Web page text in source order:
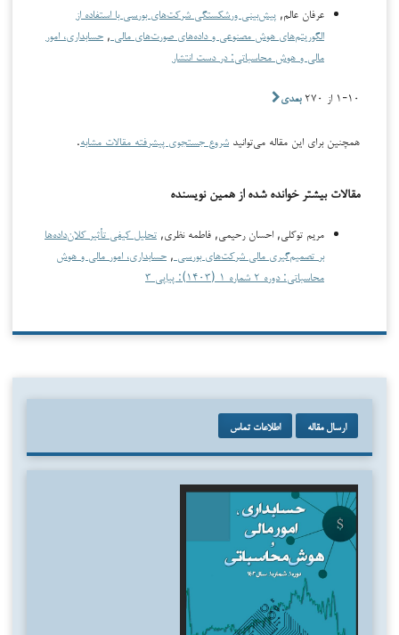
عرفان عالم, پیش‌بینی ورشکستگی شرکت‌های بورسی با استفاده از
الگوریتم‌های هوش مصنوعی و داده‌های صورت‌های مالی , حسابداری، امور
مالی و هوش محاسباتی: در دست انتشار
۱-۱۰ از ۲۷۰ بعدی
همچنین برای این مقاله می‌توانید شروع جستجوی پیشرفته مقالات مشابه.
مقالات بیشتر خوانده شده از همین نویسنده
مریم توکلی, احسان رحیمی, فاطمه نظری, تحلیل کیفی تأثیر کلان‌داده‌ها
بر تصمیم‌گیری مالی شرکت‌های بورسی , حسابداری، امور مالی و هوش
محاسباتی: دوره ۲ شماره ۱ (۱۴۰۳): پیاپی ۳
ارسال مقاله اطلاعات تماس